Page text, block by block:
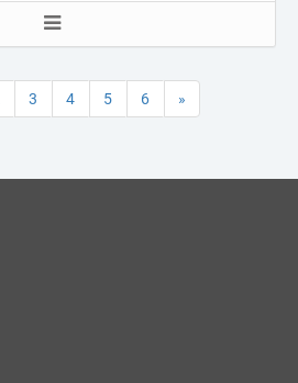
3 4 5 6 »